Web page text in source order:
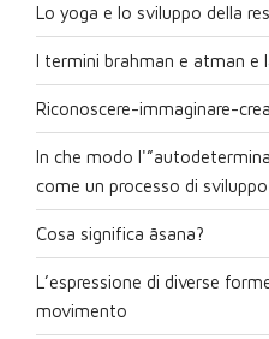
Lo yoga e lo sviluppo della
I termini brahman e atman e
Riconoscere-immaginare-
In che modo
come un processo di
Cosa significa āsana?
L’espressione di diverse
movimento